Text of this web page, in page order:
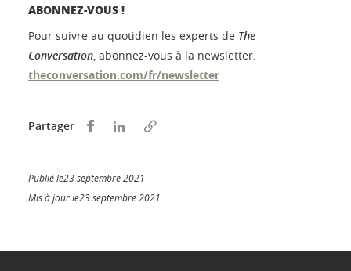
ABONNEZ-VOUS !
Pour suivre au quotidien les experts de The
Conversation, abonnez-vous à la newsletter.
theconversation.com/fr/newsletter
Partager Partager sur Facebook
Partager sur LinkedIn
Publié le23 septembre 2021
Mis à jour le23 septembre 2021